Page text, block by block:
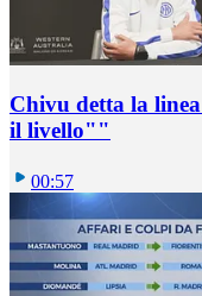
Chivu detta la
il livello""
00:57